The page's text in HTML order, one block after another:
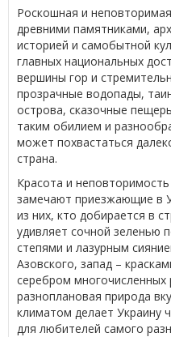
Роскошная и
древними памятниками,
историей и самобытной
главных национальных
вершины гор и
прозрачные водопады,
острова, сказочные
таким обилием и
может похвастаться
страна.
Красота и
замечают приезжающие в
из них, кто добирается в
удивляет сочной зеленью
степями и лазурным
Азовского, запад –
серебром многочисленных
разноплановая природа
климатом делает Украину
для любителей самого